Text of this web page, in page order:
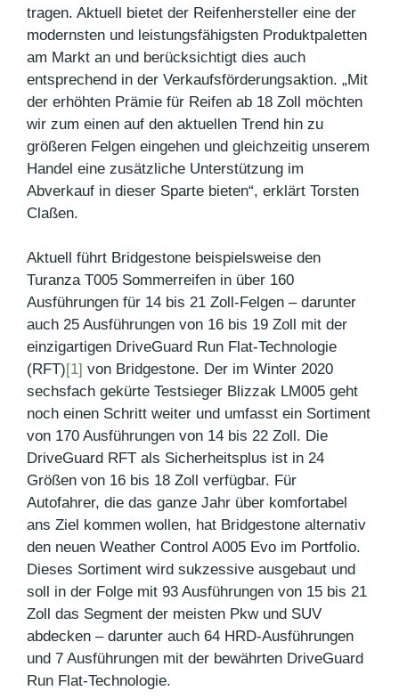
tragen. Aktuell bietet der Reifenhersteller eine der
modernsten und leistungsfähigsten Produktpaletten
am Markt an und berücksichtigt dies auch
entsprechend in der Verkaufsförderungsaktion. „Mit
der erhöhten Prämie für Reifen ab 18 Zoll möchten
wir zum einen auf den aktuellen Trend hin zu
größeren Felgen eingehen und gleichzeitig unserem
Handel eine zusätzliche Unterstützung im
Abverkauf in dieser Sparte bieten“, erklärt Torsten
Claßen.
Aktuell führt Bridgestone beispielsweise den
Turanza T005 Sommerreifen in über 160
Ausführungen für 14 bis 21 Zoll-Felgen – darunter
auch 25 Ausführungen von 16 bis 19 Zoll mit der
einzigartigen DriveGuard Run Flat-Technologie
(RFT)[1] von Bridgestone. Der im Winter 2020
sechsfach gekürte Testsieger Blizzak LM005 geht
noch einen Schritt weiter und umfasst ein Sortiment
von 170 Ausführungen von 14 bis 22 Zoll. Die
DriveGuard RFT als Sicherheitsplus ist in 24
Größen von 16 bis 18 Zoll verfügbar. Für
Autofahrer, die das ganze Jahr über komfortabel
ans Ziel kommen wollen, hat Bridgestone alternativ
den neuen Weather Control A005 Evo im Portfolio.
Dieses Sortiment wird sukzessive ausgebaut und
soll in der Folge mit 93 Ausführungen von 15 bis 21
Zoll das Segment der meisten Pkw und SUV
abdecken – darunter auch 64 HRD-Ausführungen
und 7 Ausführungen mit der bewährten DriveGuard
Run Flat-Technologie.